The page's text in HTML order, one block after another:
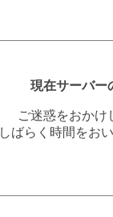
現在サーバー
ご迷惑をおかけ
しばらく時間をお